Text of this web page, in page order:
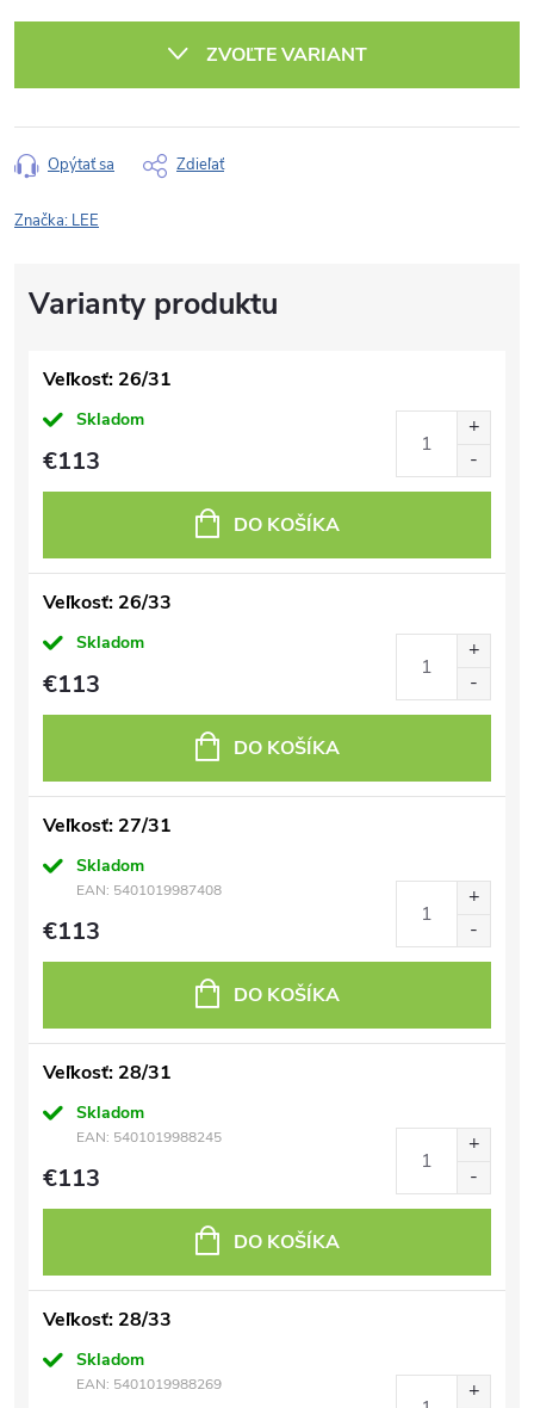
ZVOĽTE VARIANT
Opýtať sa Zdieľať
Značka: LEE
Veľkosť: 26/31
Skladom
€113
DO KOŠÍKA
Veľkosť: 26/33
Skladom
€113
DO KOŠÍKA
Veľkosť: 27/31
Skladom
EAN: 5401019987408
€113
DO KOŠÍKA
Veľkosť: 28/31
Skladom
EAN: 5401019988245
€113
DO KOŠÍKA
Veľkosť: 28/33
Skladom
EAN: 5401019988269